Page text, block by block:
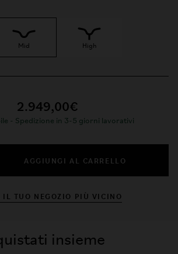
Mid High
2.949,00€
- Spedizione in 3-5 giorni lavorativi
AGGIUNGI AL CARRELLO
IL TUO NEGOZIO PIÙ VICINO
insieme